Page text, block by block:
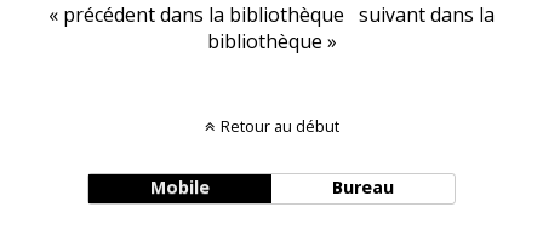
« précédent dans la bibliothèque suivant dans la
bibliothèque »
Retour au début
Mobile Bureau